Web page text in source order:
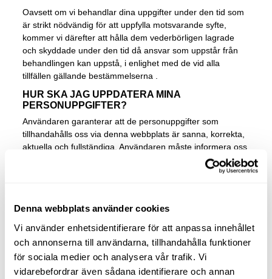
Denna webbplats använder cookies
Vi använder enhetsidentifierare för att anpassa innehållet
och annonserna till användarna, tillhandahålla funktioner
för sociala medier och analysera vår trafik. Vi
vidarebefordrar även sådana identifierare och annan
Oavsett om vi behandlar dina uppgifter under den tid som
är strikt nödvändig för att uppfylla motsvarande syfte,
kommer vi därefter att hålla dem vederbörligen lagrade
och skyddade under den tid då ansvar som uppstår från
behandlingen kan uppstå, i enlighet med de vid alla
tillfällen gällande bestämmelserna .
HUR SKA JAG UPPDATERA MINA
PERSONUPPGIFTER?
Användaren garanterar att de personuppgifter som
tillhandahålls oss via denna webbplats är sanna, korrekta,
aktuella och fullständiga. Användaren måste informera oss
om alla ändringar eller uppdateringar av densamma,
genom att skicka ett meddelande till de postadresser eller
VILKA ÄR MOTTAGARNA AV INFORMATIONEN?
Vi kommer inte att överföra information till tredje part
förutom juridisk skyldighet. de som är nödvändiga för att
tillhandahålla tjänsterna, eller i händelse av att du ger ditt
uttryckliga och otvetydiga samtycke.